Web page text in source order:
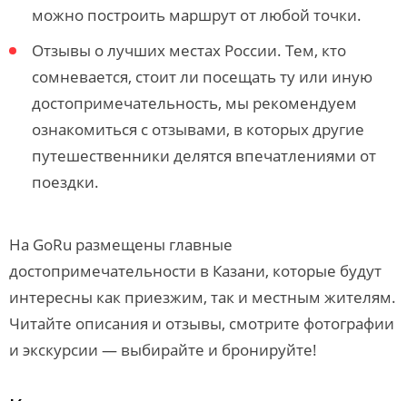
можно построить маршрут от любой точки.
Отзывы о лучших местах России. Тем, кто
сомневается, стоит ли посещать ту или иную
достопримечательность, мы рекомендуем
ознакомиться с отзывами, в которых другие
путешественники делятся впечатлениями от
поездки.
На GoRu размещены главные
достопримечательности в Казани, которые будут
интересны как приезжим, так и местным жителям.
Читайте описания и отзывы, смотрите фотографии
и экскурсии — выбирайте и бронируйте!